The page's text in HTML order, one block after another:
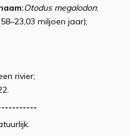
Otodus megalodon;
miljoen jaar);
rivier;